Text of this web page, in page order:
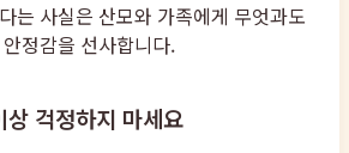
는 사실은 산모와 가족에게 무엇과도
정감을 선사합니다.
걱정하지 마세요